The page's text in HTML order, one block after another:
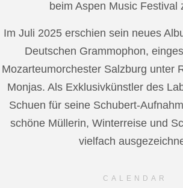
beim Aspen Music Festival
Im Juli 2025 erschien sein neues
Deutschen Grammophon,
Mozarteumorchester Salzburg unter
Monjas. Als Exklusivkünstler des
Schuen für seine Schubert-
schöne Müllerin, Winterreise und
vielfach
CALENDAR